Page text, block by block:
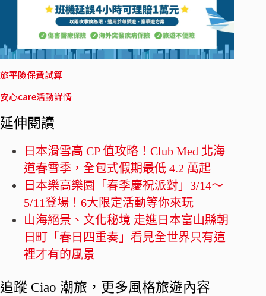
旅平險保費試算
安心care活動詳情
延伸閱讀
日本滑雪高 CP 值攻略！Club Med 北海
道春雪季，全包式假期最低 4.2 萬起
日本樂高樂園「春季慶祝派對」3/14～
5/11登場！6大限定活動等你來玩
山海絕景、文化秘境 走進日本富山縣朝
日町「春日四重奏」看見全世界只有這
裡才有的風景
追蹤 Ciao 潮旅，更多風格旅遊內容